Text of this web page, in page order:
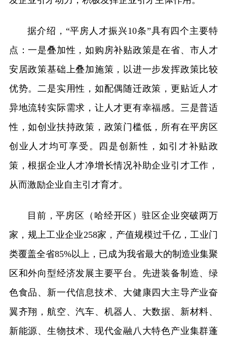
据介绍，“平房人才振兴10条”具有四个主要特
点：一是叠加性，如购房补贴政策是在省、市人才
安居政策基础上叠加施策，以进一步发挥政策比较
优势。二是实用性，如配偶随迁政策，更贴近人才
异地流转实际需求，让人才更有幸福感。三是普适
性，如创业扶持政策，政策门槛低，所有在平房区
创业人才均可享受。四是创新性，如引才补贴政
策，根据企业人才净增长情况补助企业引才工作，
从而激励企业自主引才育才。
目前，平房区（哈经开区）驻区企业突破两万
家，规上工业企业258家，产值规模过千亿，工业门
类覆盖全省85%以上，已成为我省最大的制造业集聚
区和外向型经济发展主要平台。先进装备制造、绿
色食品、新一代信息技术、大健康四大主导产业奋
翼齐翔，航空、汽车、机器人、大数据、新材料、
新能源、生物技术、现代金融八大特色产业集群蓬